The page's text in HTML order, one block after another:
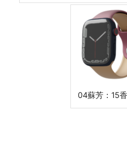
04蘇芳：15香